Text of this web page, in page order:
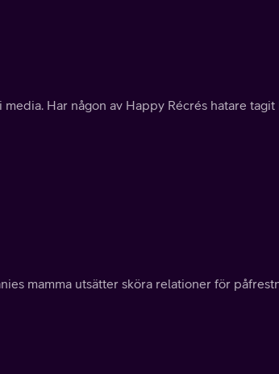
Har någon av Happy Récrés hatare tagit
mamma utsätter sköra relationer för